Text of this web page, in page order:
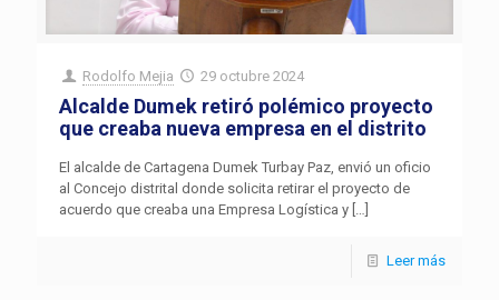
Rodolfo Mejia 29 octubre 2024
Alcalde Dumek retiró polémico proyecto
que creaba nueva empresa en el distrito
El alcalde de Cartagena Dumek Turbay Paz, envió un oficio
al Concejo distrital donde solicita retirar el proyecto de
acuerdo que creaba una Empresa Logística y
Leer más